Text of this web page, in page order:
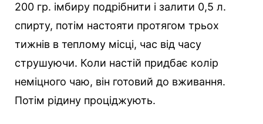
200 гр. імбиру подрібнити і залити 0,5 л.
спирту, потім настояти протягом трьох
тижнів в теплому місці, час від часу
струшуючи. Коли настій придбає колір
неміцного чаю, він готовий до вживання.
Потім рідину проціджують.